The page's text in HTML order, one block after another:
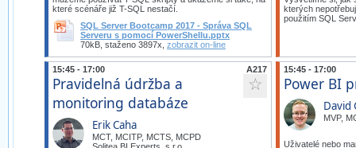
které scénáře již T-SQL nestačí.
SQL Server Bootcamp 2017 - Správa SQL
Serveru s pomocí PowerShellu.pptx
70kB, staženo 3897x, zobrazit on-line
kterých
použitím SQL
A217
15:45 - 17:00
☆
Pravidelná údržba a
monitoring databáze
Erik Caha
MCT, MCITP, MCTS, MCPD
15:45 - 17:00
Power BI
David
MVP,
Uživatelé nebo